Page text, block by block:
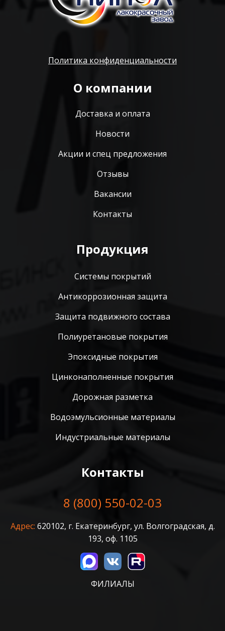
Политика конфиденциальности
О компании
Доставка и оплата
Новости
Акции и спец предложения
Отзывы
Вакансии
Контакты
Продукция
Системы покрытий
Антикоррозионная защита
Защита подвижного состава
Полиуретановые покрытия
Эпоксидные покрытия
Цинконаполненные покрытия
Дорожная разметка
Водоэмульсионные материалы
Индустриальные материалы
Контакты
8 (800) 550-02-03
Адрес: 620102, г. Екатеринбург, ул. Волгоградская, д.
193, оф. 1105
ФИЛИАЛЫ